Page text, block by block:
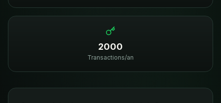
2000
Transactions/an